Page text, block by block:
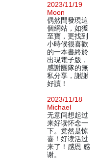
2023/11/19
Moon
偶然間發現這
個網站，如獲
至寶，更找到
小時候很喜歡
的一本書終於
出現電子版，
感謝團隊的無
私分享，謝謝
好讀！
2023/11/18
Michael
无意间想起过
来好读怀念一
下。竟然是惊
喜！好读活过
来了！感恩 感
谢。